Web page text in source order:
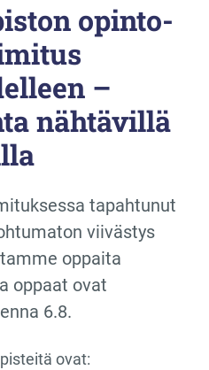
opinto-
–
nähtävillä
tapahtunut
viivästys
oppaita
oppaat ovat
6.8.
ovat: